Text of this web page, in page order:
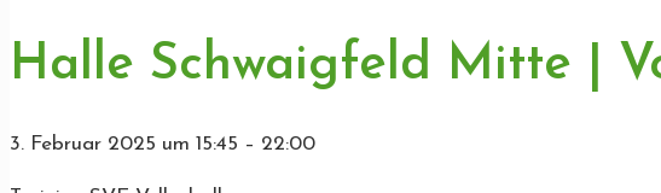
Halle Schwaigfeld Mitte |
3. Februar 2025 um 15:45 – 22:00